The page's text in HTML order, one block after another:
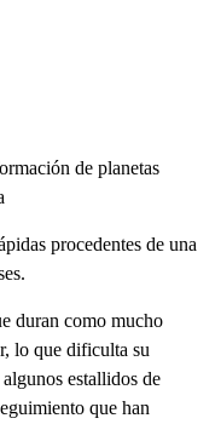
de planetas
procedentes de una
duran como mucho
lo que dificulta su
estallidos de
que han